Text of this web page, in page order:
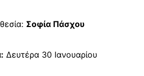
Σοφία Πάσχου
Δευτέρα 30 Ιανουαρίου